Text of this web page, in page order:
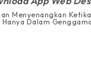
Menyenangkan
Hanya Dalam